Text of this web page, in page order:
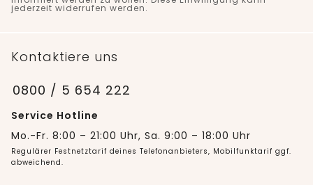
jederzeit widerrufen werden.
Kontaktiere uns
0800 / 5 654 222
Service Hotline
Mo.-Fr. 8:00 – 21:00 Uhr, Sa. 9:00 – 18:00 Uhr
Regulärer Festnetztarif deines Telefonanbieters, Mobilfunktarif ggf.
abweichend.